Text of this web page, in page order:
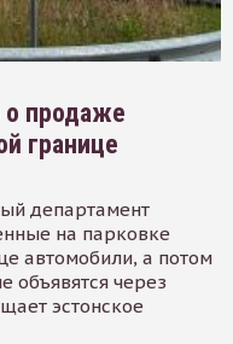
о продаже
границе
департамент
на парковке
автомобили, а потом
объявятся через
эстонское